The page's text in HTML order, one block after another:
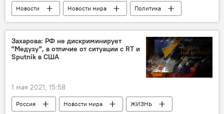
Новости Новости мира
Политика
Россия
Мария Захарова
Россия
Захарова: РФ не дискриминирует
"Медузу", в отличие от ситуации с RT и
Sputnik в США
1 мая 2021, 15:58
Россия Новости мира
ЖИЗНЬ